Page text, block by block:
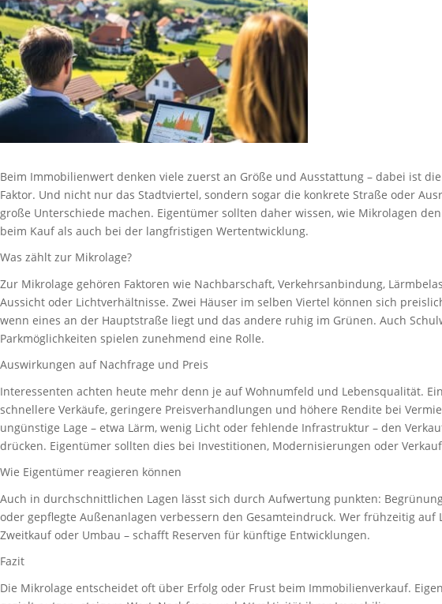
Beim Immobilienwert denken viele zuerst an Größe und Ausstattung – dabei ist
Faktor. Und nicht nur das Stadtviertel, sondern sogar die konkrete Straße oder
große Unterschiede machen. Eigentümer sollten daher wissen, wie Mikrolagen
beim Kauf als auch bei der langfristigen Wertentwicklung.
Was zählt zur Mikrolage?
Zur Mikrolage gehören Faktoren wie Nachbarschaft, Verkehrsanbindung,
Aussicht oder Lichtverhältnisse. Zwei Häuser im selben Viertel können sich
wenn eines an der Hauptstraße liegt und das andere ruhig im Grünen. Auch
Parkmöglichkeiten spielen zunehmend eine Rolle.
Auswirkungen auf Nachfrage und Preis
Interessenten achten heute mehr denn je auf Wohnumfeld und Lebensqualität.
schnellere Verkäufe, geringere Preisverhandlungen und höhere Rendite bei
ungünstige Lage – etwa Lärm, wenig Licht oder fehlende Infrastruktur – den
drücken. Eigentümer sollten dies bei Investitionen, Modernisierungen oder
Wie Eigentümer reagieren können
Auch in durchschnittlichen Lagen lässt sich durch Aufwertung punkten:
oder gepflegte Außenanlagen verbessern den Gesamteindruck. Wer frühzeitig auf
Zweitkauf oder Umbau – schafft Reserven für künftige Entwicklungen.
Fazit
Die Mikrolage entscheidet oft über Erfolg oder Frust beim Immobilienverkauf.